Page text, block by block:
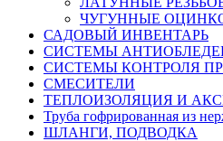
ЧУГУННЫЕ
САДОВЫЙ ИНВЕНТАРЬ
СИСТЕМЫ
СИСТЕМЫ КОНТРОЛЯ
СМЕСИТЕЛИ
ТЕПЛОИЗОЛЯЦИЯ И
Труба гофрированная из
ШЛАНГИ, ПОДВОДКА